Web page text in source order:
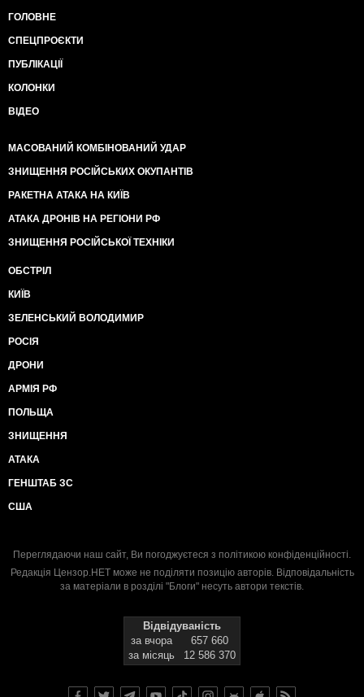
ГОЛОВНЕ
СПЕЦПРОЄКТИ
ПУБЛІКАЦІЇ
КОЛОНКИ
ВІДЕО
МАСОВАНИЙ КОМБІНОВАНИЙ УДАР
ЗНИЩЕННЯ РОСІЙСЬКИХ ОКУПАНТІВ
РАКЕТНА АТАКА НА КИЇВ
АТАКА ДРОНІВ НА РЕГІОНИ РФ
ЗНИЩЕННЯ РОСІЙСЬКОЇ ТЕХНІКИ
ОБСТРІЛ
КИЇВ
ЗЕЛЕНСЬКИЙ ВОЛОДИМИР
РОСІЯ
ДРОНИ
АРМІЯ РФ
ПОЛЬЩА
ЗНИЩЕННЯ
АТАКА
ГЕНШТАБ ЗС
США
Переглядаючи наш сайт, Ви погоджуєтеся з політикою конфіденційності.
Редакція Цензор.НЕТ може не поділяти позицію авторів. Відповідальність
за матеріали в розділі "Блоги" несуть автори текстів.
Відвідуваність
за вчора
657 660
за місяць
12 586 370